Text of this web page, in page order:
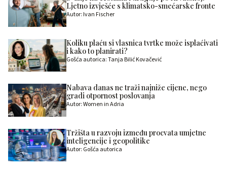
Ljetno izvješće s klimatsko-smećarske fronte
Autor: Ivan Fischer
Koliku plaću si vlasnica tvrtke može isplaćivati
i kako to planirati?
Gošća autorica: Tanja Bilić Kovačević
Nabava danas ne traži najniže cijene, nego
gradi otpornost poslovanja
Autor: Women in Adria
Tržišta u razvoju između procvata umjetne
inteligencije i geopolitike
Autor: Gošća autorica